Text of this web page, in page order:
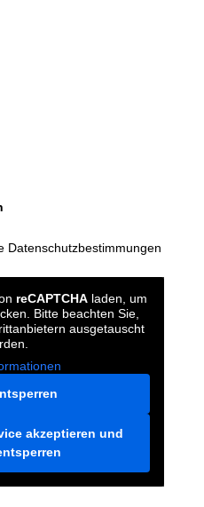
Datenschutzbestimmungen
reCAPTCHA laden, um
Bitte beachten Sie,
ausgetauscht
akzeptieren und